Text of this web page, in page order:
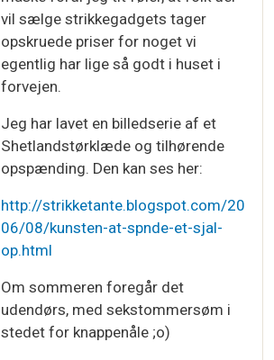
vil sælge strikkegadgets tager
opskruede priser for noget vi
egentlig har lige så godt i huset i
forvejen.
Jeg har lavet en billedserie af et
Shetlandstørklæde og tilhørende
opspænding. Den kan ses her:
http://strikketante.blogspot.com/20
06/08/kunsten-at-spnde-et-sjal-
op.html
Om sommeren foregår det
udendørs, med sekstommersøm i
stedet for knappenåle ;o)